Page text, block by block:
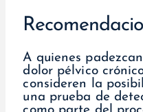
A quienes
dolor pélvico
consideren la
una prueba de